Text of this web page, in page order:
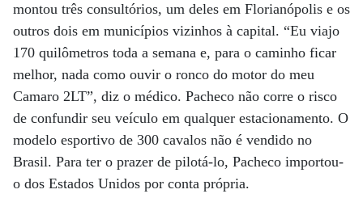
montou três consultórios, um deles em Florianópolis e os
outros dois em municípios vizinhos à capital. “Eu viajo
170 quilômetros toda a semana e, para o caminho ficar
melhor, nada como ouvir o ronco do motor do meu
Camaro 2LT”, diz o médico. Pacheco não corre o risco
de confundir seu veículo em qualquer estacionamento. O
modelo esportivo de 300 cavalos não é vendido no
Brasil. Para ter o prazer de pilotá-lo, Pacheco importou-
o dos Estados Unidos por conta própria.